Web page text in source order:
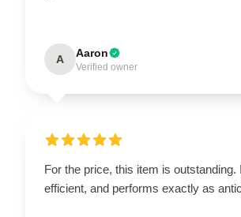
A Aaron
Verified owner
For the price, this item is outstanding.
efficient, and performs exactly as